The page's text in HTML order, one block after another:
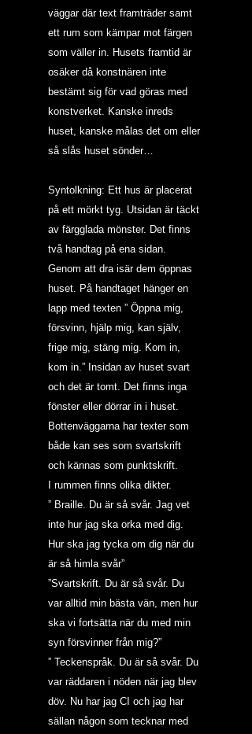
väggar där text framträder samt
ett rum som kämpar mot färgen
som väller in. Husets framtid är
osäker då konstnären inte
bestämt sig för vad göras med
konstverket. Kanske inreds
huset, kanske målas det om eller
så slås huset sönder…
Syntolkning: Ett hus är placerat
på ett mörkt tyg. Utsidan är täckt
av färgglada mönster. Det finns
två handtag på ena sidan.
Genom att dra isär dem öppnas
huset. På handtaget hänger en
lapp med texten ” Öppna mig,
försvinn, hjälp mig, kan själv,
frige mig, stäng mig. Kom in,
kom in.” Insidan av huset svart
och det är tomt. Det finns inga
fönster eller dörrar in i huset.
Bottenväggarna har texter som
både kan ses som svartskrift
och kännas som punktskrift.
I rummen finns olika dikter.
” Braille. Du är så svår. Jag vet
inte hur jag ska orka med dig.
Hur ska jag tycka om dig när du
är så himla svår”
”Svartskrift. Du är så svår. Du
var alltid min bästa vän, men hur
ska vi fortsätta när du med min
syn försvinner från mig?”
” Teckenspråk. Du är så svår. Du
var räddaren i nöden när jag blev
döv. Nu har jag CI och jag har
sällan någon som tecknar med